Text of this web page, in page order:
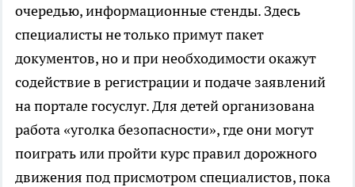
очередью, информационные стенды. Здесь
специалисты не только примут пакет
документов, но и при необходимости окажут
содействие в регистрации и подаче заявлений
на портале госуслуг. Для детей организована
работа «уголка безопасности», где они могут
поиграть или пройти курс правил дорожного
движения под присмотром специалистов, пока